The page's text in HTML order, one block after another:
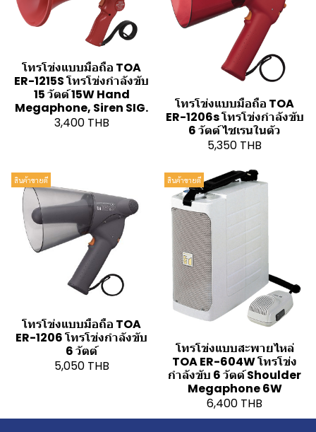
โทรโข่งแบบมือถือ TOA
ER-1215S โทรโข่งกำลังขับ
15 วัตต์ 15W Hand
Megaphone, Siren SIG.
3,400 THB
โทรโข่งแบบมือถือ TOA
ER-1206s โทรโข่งกำลังขับ
6 วัตต์ ไซเรนในตัว
5,350 THB
สินค้าขายดี
โทรโข่งแบบมือถือ TOA
ER-1206 โทรโข่งกำลังขับ
6 วัตต์
5,050 THB
สินค้าขายดี
โทรโข่งแบบสะพายไหล่
TOA ER-604W โทรโข่ง
กำลังขับ 6 วัตต์ Shoulder
Megaphone 6W
6,400 THB